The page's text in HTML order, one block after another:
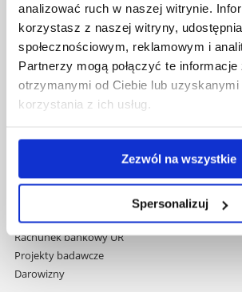
analizować ruch w naszej witrynie.
korzystasz z naszej witryny,
społecznościowym, reklamowym i
Partnerzy mogą połączyć te
otrzymanymi od Ciebie lub uzyskanymi
korzystania z ich usług.
Zezwól na wszystkie
Spersonalizuj
przejdź
do
treści
Wydawnictwo
Covid info
Studia podyplomowe
Praca na UR
Zamówienia publiczne
Fundusze strukturalne
Projekty realizowane z KPO
Domy studenta
Deklaracja dostępności cyfrowej
Rachunek bankowy UR
Projekty badawcze
Darowizny